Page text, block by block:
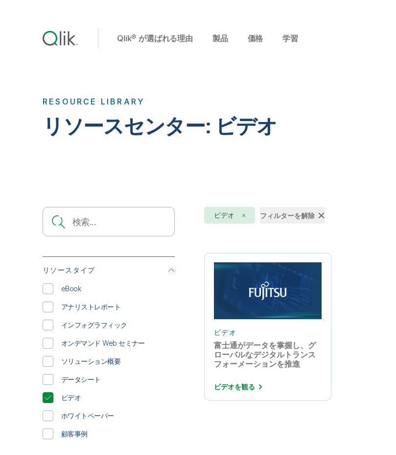
Qlik® が選ばれる理由 製品 価格 学習
RESOURCE LIBRARY
リソースセンター: ビデオ
リソースタイプ
eBook
アナリストレポート
インフォグラフィック
オンデマンド Web セミナー
ソリューション概要
データシート
ビデオ
ホワイトペーパー
顧客事例
ビデオ フィルターを解除
ビデオ
富士通がデータを掌握し、グ
ローバルなデジタルトランス
フォーメーションを推進
ビデオを観る